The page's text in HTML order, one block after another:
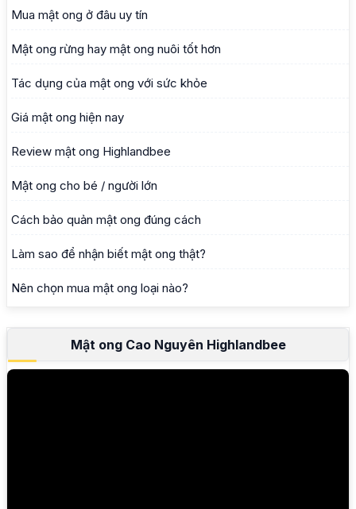
Mua mật ong ở đâu uy tín
Mật ong rừng hay mật ong nuôi tốt hơn
Tác dụng của mật ong với sức khỏe
Giá mật ong hiện nay
Review mật ong Highlandbee
Mật ong cho bé / người lớn
Cách bảo quản mật ong đúng cách
Làm sao để nhận biết mật ong thật?
Nên chọn mua mật ong loại nào?
Mật ong Cao Nguyên Highlandbee